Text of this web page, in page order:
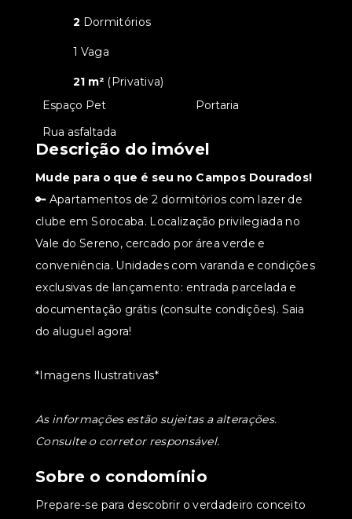
2 Dormitórios
1 Vaga
21 m² (Privativa)
Espaço Pet
Portaria
Rua asfaltada
Descrição do imóvel
Mude para o que é seu no Campos Dourados!
🔑 Apartamentos de 2 dormitórios com lazer de
clube em Sorocaba. Localização privilegiada no
Vale do Sereno, cercado por área verde e
conveniência. Unidades com varanda e condições
exclusivas de lançamento: entrada parcelada e
documentação grátis (consulte condições). Saia
do aluguel agora!
*Imagens Ilustrativas*
As informações estão sujeitas a alterações.
Consulte o corretor responsável.
Sobre o condomínio
Prepare-se para descobrir o verdadeiro conceito